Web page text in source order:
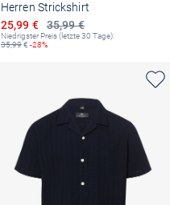
Herren Strickshirt
35,99 €
Ermäßigter Preis
25,99 €
Niedrigster Preis (letzte 30 Tage):
35,99€ -28%